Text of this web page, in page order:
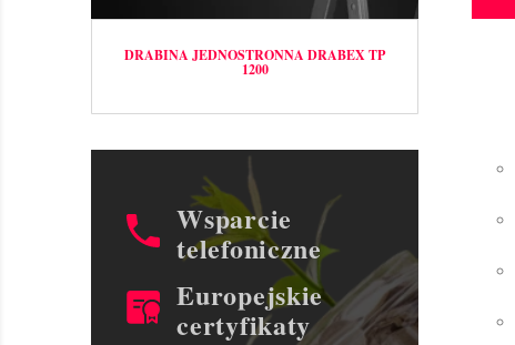
DRABINA JEDNOSTRONNA DRABEX TP
1200
Wsparcie
telefoniczne
Europejskie
certyfikaty